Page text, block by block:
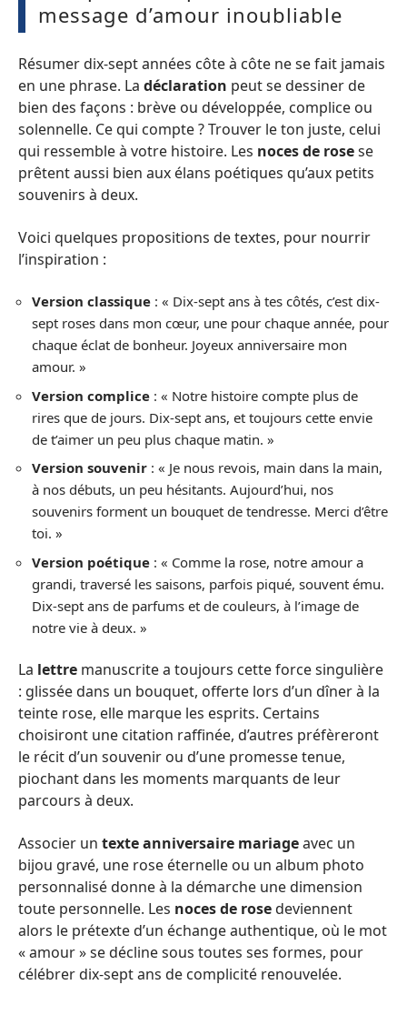
message d’amour inoubliable
Résumer dix-sept années côte à côte ne se fait jamais
en une phrase. La déclaration peut se dessiner de
bien des façons : brève ou développée, complice ou
solennelle. Ce qui compte ? Trouver le ton juste, celui
qui ressemble à votre histoire. Les noces de rosese
prêtent aussi bien aux élans poétiques qu’aux petits
souvenirs à deux.
Voici quelques propositions de textes, pour nourrir
l’inspiration :
Version classique : « Dix-sept ans à tes côtés, c’est dix-
sept roses dans mon cœur, une pour chaque année, pour
chaque éclat de bonheur. Joyeux anniversaire mon
amour. »
Version complice : « Notre histoire compte plus de
rires que de jours. Dix-sept ans, et toujours cette envie
de t’aimer un peu plus chaque matin. »
Version souvenir : « Je nous revois, main dans la main,
à nos débuts, un peu hésitants. Aujourd’hui, nos
souvenirs forment un bouquet de tendresse. Merci d’être
toi. »
Version poétique : « Comme la rose, notre amour a
grandi, traversé les saisons, parfois piqué, souvent ému.
Dix-sept ans de parfums et de couleurs, à l’image de
notre vie à deux. »
La lettre manuscrite a toujours cette force singulière
: glissée dans un bouquet, offerte lors d’un dîner à la
teinte rose, elle marque les esprits. Certains
choisiront une citation raffinée, d’autres préfèreront
le récit d’un souvenir ou d’une promesse tenue,
piochant dans les moments marquants de leur
parcours à deux.
Associer un texte anniversaire mariageavec un
bijou gravé, une rose éternelle ou un album photo
personnalisé donne à la démarche une dimension
toute personnelle. Les noces de rosedeviennent
alors le prétexte d’un échange authentique, où le mot
« amour » se décline sous toutes ses formes, pour
célébrer dix-sept ans de complicité renouvelée.